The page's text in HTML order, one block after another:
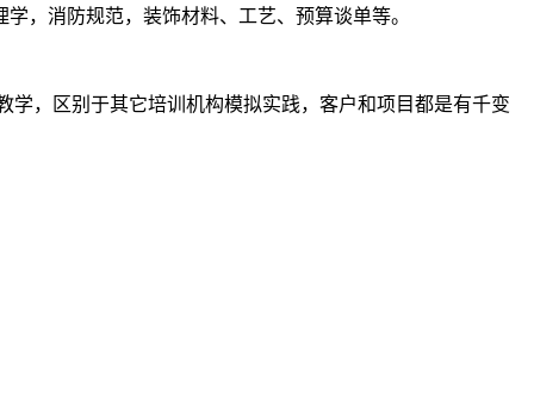
，消防规范，装饰材料、工艺、预算谈单等。
，区别于其它培训机构模拟实践，客户和项目都是有千变